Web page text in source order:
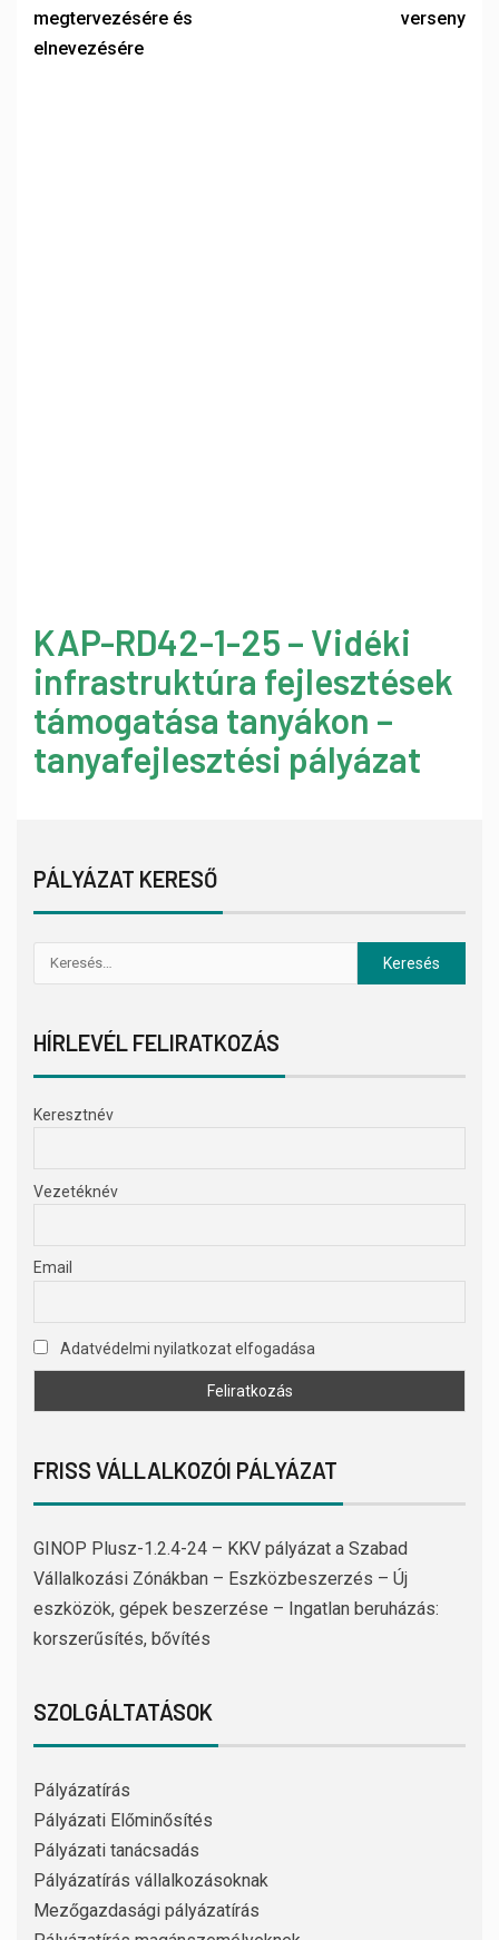
megtervezésére és
elnevezésére
verseny
KAP-RD42-1-25 – Vidéki
infrastruktúra fejlesztések
támogatása tanyákon –
tanyafejlesztési pályázat
PÁLYÁZAT KERESŐ
HÍRLEVÉL FELIRATKOZÁS
Keresztnév
Vezetéknév
Email
Adatvédelmi nyilatkozat elfogadása
FRISS VÁLLALKOZÓI PÁLYÁZAT
GINOP Plusz-1.2.4-24 – KKV pályázat a Szabad
Vállalkozási Zónákban – Eszközbeszerzés – Új
eszközök, gépek beszerzése – Ingatlan beruházás:
korszerűsítés, bővítés
SZOLGÁLTATÁSOK
Pályázatírás
Pályázati Előminősítés
Pályázati tanácsadás
Pályázatírás vállalkozásoknak
Mezőgazdasági pályázatírás